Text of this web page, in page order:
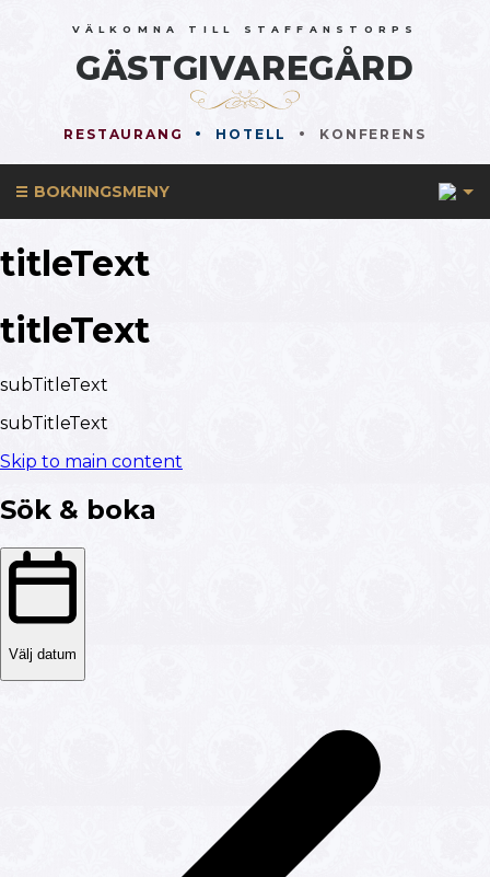
VÄLKOMNA TILL STAFFANSTORPS
GÄSTGIVAREGÅRD
RESTAURANG HOTELL KONFERENS
BOKNINGSMENY
titleText
titleText
subTitleText
subTitleText
Skip to main content
Sök & boka
Välj datum